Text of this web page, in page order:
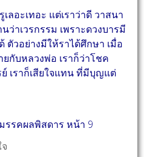
อะเทอะ แต่เราว่าดี วาสนา
ว่าเวรกรรม เพราะดวงบารมี
ตัวอย่างมีให้ราได้ศึกษา เมื่อ
กับหลวงพ่อ เราก็ว่าโชค
เราก็เสียใจแทน ที่มีบุญแต่
รรคผลพิสดาร หน้า 9